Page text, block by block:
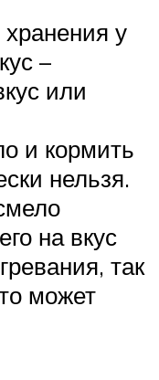
у
–
или
и кормить
нельзя.
на вкус
так
может